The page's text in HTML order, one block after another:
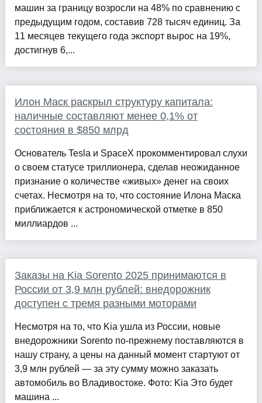
машин за границу возросли на 48% по сравнению с
предыдущим годом, составив 728 тысяч единиц. За
11 месяцев текущего года экспорт вырос на 19%,
достигнув 6,...
Илон Маск раскрыл структуру капитала:
наличные составляют менее 0,1% от
состояния в $850 млрд
Основатель Tesla и SpaceX прокомментировал слухи
о своем статусе триллионера, сделав неожиданное
признание о количестве «живых» денег на своих
счетах. Несмотря на то, что состояние Илона Маска
приближается к астрономической отметке в 850
миллиардов ...
Заказы на Kia Sorento 2025 принимаются в
России от 3,9 млн рублей: внедорожник
доступен с тремя разными моторами
Несмотря на то, что Kia ушла из России, новые
внедорожники Sorento по-прежнему поставляются в
нашу страну, а цены на данный момент стартуют от
3,9 млн рублей — за эту сумму можно заказать
автомобиль во Владивостоке. Фото: Kia Это будет
машина ...